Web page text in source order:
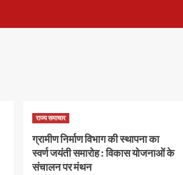
राज्य समाचार
ग्रामीण निर्माण विभाग की स्थापना का
स्वर्ण जयंती समारोह : विकास योजनाओं के
संचालन पर मंथन